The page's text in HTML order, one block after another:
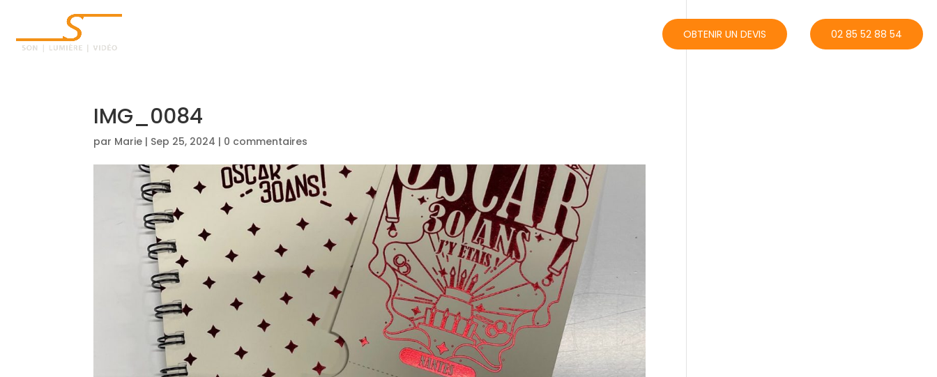
OBTENIR UN DEVIS 02 85 52 88 54
IMG_0084
par Marie | Sep 25, 2024 | 0 commentaires